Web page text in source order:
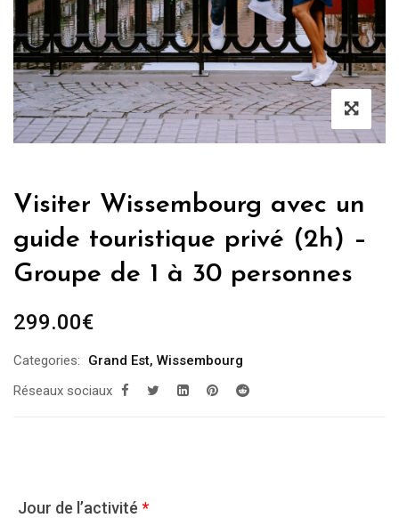
Visiter Wissembourg avec un
guide touristique privé (2h) –
Groupe de 1 à 30 personnes
299.00€
Categories: Grand Est, Wissembourg
Réseaux sociaux
Jour de l’activité *